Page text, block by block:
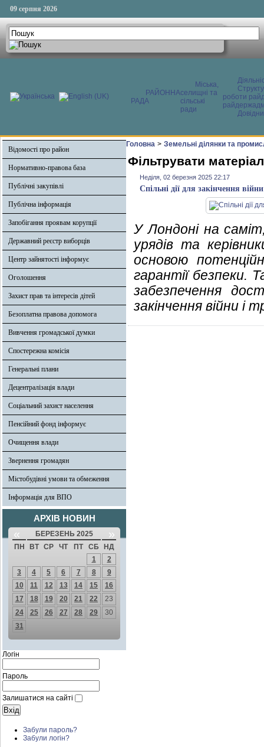
09 серпня 2026
РАЙОННА
РАДА
Міська,
селищні та
сільські
ради
роботи
Відомості про район
Нормативно-правова база
Публічні закупівлі
Публічна інформація
Запобігання проявам корупції
Державний реєстр виборців
Центр зайнятості інформує
Оголошення
Захист прав та інтересів дітей
Безоплатна правова допомога
Вивчення громадської думки
Спостережна комісія
Генеральні плани
Децентралізація влади
Соціальний захист населення
Пенсійний фонд інформує
Очищення влади
Звернення громадян
Містобудівні умови та обмеження
Інформація для ВПО
АРХІВ НОВИН
« БЕРЕЗЕНЬ 2025 »
ПН ВТ СР ЧТ ПТ СБ
НД
1
2
3
4 5 6 7 8
9
10
11 12 13 14 15
16
17
18 19 20 21 22
23
24
25 26 27 28 29
30
31
Логін
Пароль
Залишатися на сайті
Забули пароль?
Забули логін?
Головна > Земельні ділянки та
Фільтрувати
Неділя, 02 березня 2025 22:17
Спільні дії для закінчення
У Лондоні на
урядів та
основою
гарантії безпеки.
забезпечення
закінчення війни і